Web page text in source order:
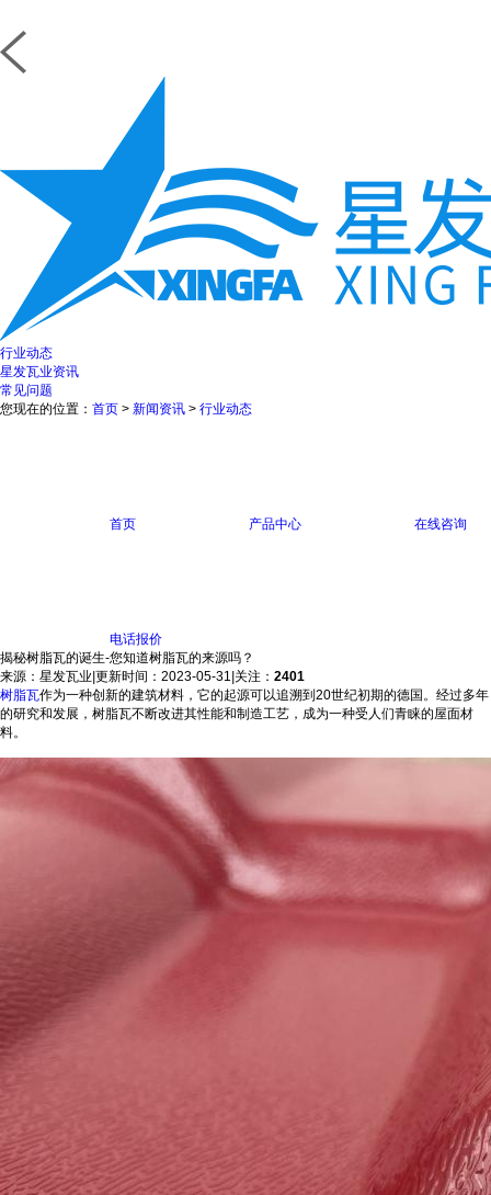
行业动态
星发瓦业资讯
常见问题
您现在的位置： 首页 > 新闻资讯 > 行业动态
首页 产品中心 在线咨询
电话报价
揭秘树脂瓦的诞生-您知道树脂瓦的来源吗？
来源：星发瓦业 更新时间：2023-05-31 关注： 2401
树脂瓦作为一种创新的建筑材料，它的起源可以追溯到20世纪初期的德国。经过多年
的研究和发展，树脂瓦不断改进其性能和制造工艺，成为一种受人们青睐的屋面材
料。